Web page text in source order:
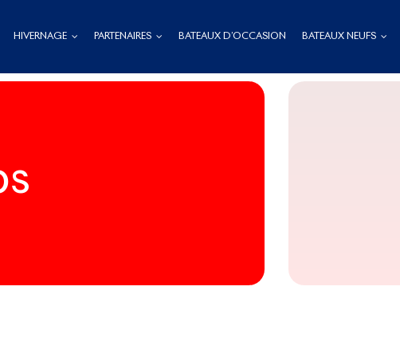
HIVERNAGE PARTENAIRES BATEAUX D’OCCASION BATEAUX NEUFS